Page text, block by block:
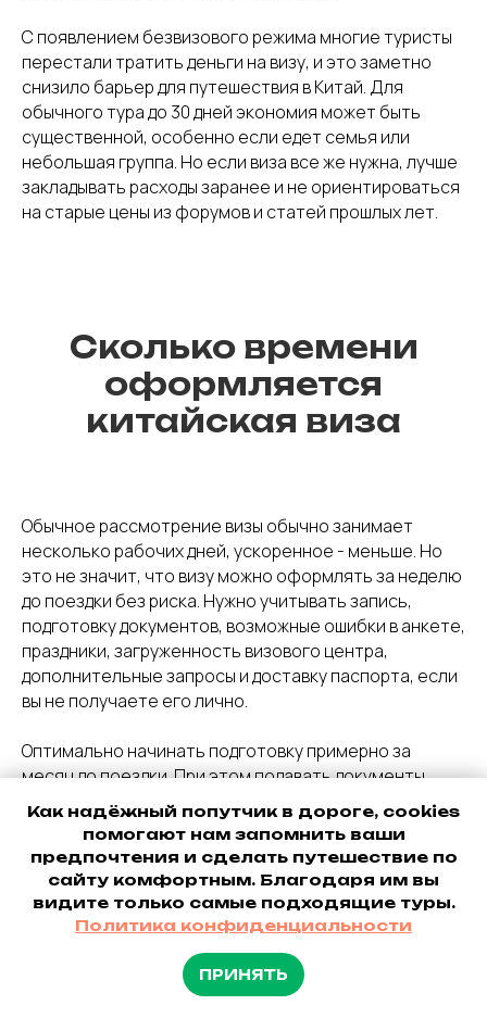
Как надёжный попутчик в дороге, cookies
помогают нам запомнить ваши
предпочтения и сделать путешествие по
сайту комфортным. Благодаря им вы
видите только самые подходящие туры.
Политика конфиденциальности
ПРИНЯТЬ
С появлением безвизового режима многие туристы
перестали тратить деньги на визу, и это заметно
снизило барьер для путешествия в Китай. Для
обычного тура до 30 дней экономия может быть
существенной, особенно если едет семья или
небольшая группа. Но если виза все же нужна, лучше
закладывать расходы заранее и не ориентироваться
на старые цены из форумов и статей прошлых лет.
Сколько времени
оформляется
китайская виза
Обычное рассмотрение визы обычно занимает
несколько рабочих дней, ускоренное - меньше. Но
это не значит, что визу можно оформлять за неделю
до поездки без риска. Нужно учитывать запись,
подготовку документов, возможные ошибки в анкете,
праздники, загруженность визового центра,
дополнительные запросы и доставку паспорта, если
вы не получаете его лично.
Оптимально начинать подготовку примерно за
месяц до поездки. При этом подавать документы
слишком рано тоже не всегда правильно: визовый
центр рекомендует учитывать срок действия визы и
не подавать документы задолго до поездки. Для
многих случаев разумный ориентир - не раньше чем
за три месяца и не позже чем за несколько недель
до вылета.
Если вы путешествуете с «План Мечты», мы заранее
подсказываем, нужен ли вам визовый процесс или